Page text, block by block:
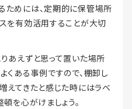
ためには、定期的に保管場所
を有効活用することが大切
あえずと思って置いた場所
くある事例ですので、棚卸し
えてきたと感じた時にはラベ
を心がけましょう。